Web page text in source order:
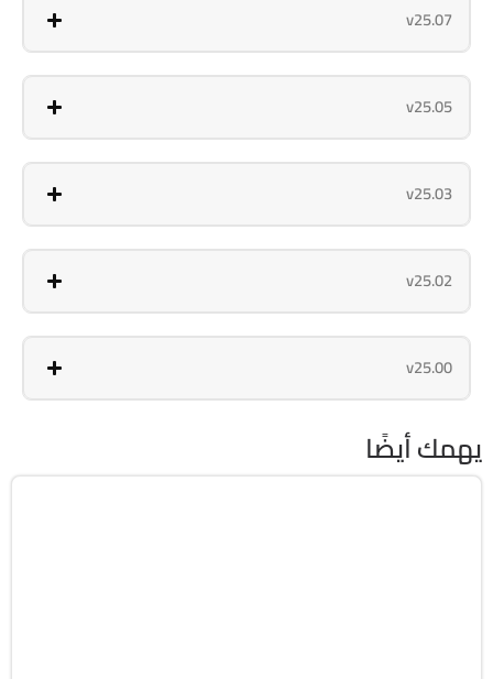
v25.07
v25.05
v25.03
v25.02
v25.00
يهمك أيضًا